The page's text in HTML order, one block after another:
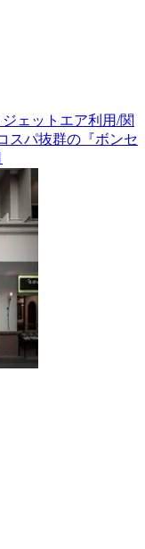
ェットエア利用/関
スパ抜群の『ボンセ